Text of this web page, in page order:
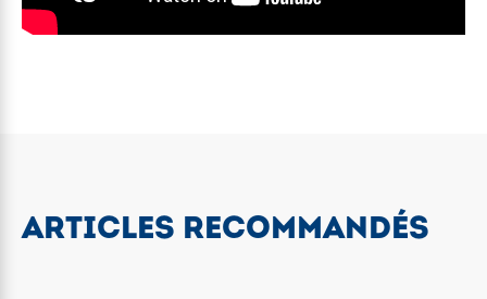
ARTICLES RECOMMANDÉS